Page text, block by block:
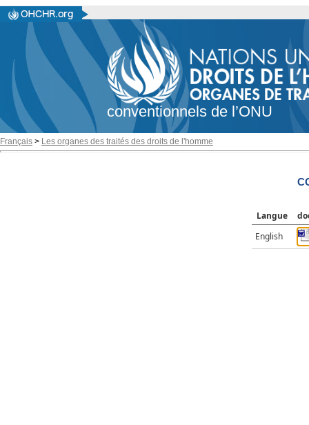
conventionnels de l’ONU
Français > Les organes des traités des droits de l'homme
Langue
English